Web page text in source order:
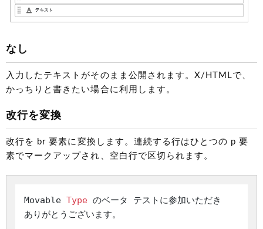
なし
入力したテキストがそのまま公開されます。X/HTMLで、
かっちりと書きたい場合に利用します。
改行を変換
改行を br 要素に変換します。連続する行はひとつの p 要
素でマークアップされ、空白行で区切られます。
Movable Type のベータ テストに参加いただき
ありがとうございます。